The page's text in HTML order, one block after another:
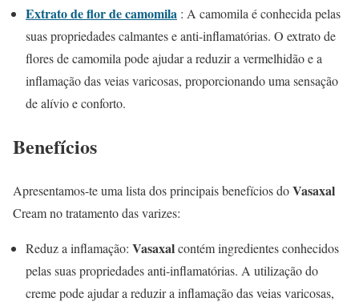
Extrato de flor de camomila : A camomila é conhecida pelas
suas propriedades calmantes e anti-inflamatórias. O extrato de
flores de camomila pode ajudar a reduzir a vermelhidão e a
inflamação das veias varicosas, proporcionando uma sensação
de alívio e conforto.
Benefícios
Apresentamos-te uma lista dos principais benefícios doVasaxal
Cream no tratamento das varizes:
Reduz a inflamação: Vasaxalcontém ingredientes conhecidos
pelas suas propriedades anti-inflamatórias. A utilização do
creme pode ajudar a reduzir a inflamação das veias varicosas,